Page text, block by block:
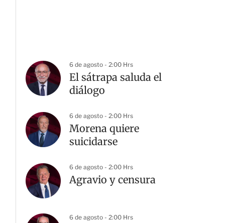
6 de agosto - 2:00 Hrs
El sátrapa saluda el
diálogo
6 de agosto - 2:00 Hrs
Morena quiere
suicidarse
6 de agosto - 2:00 Hrs
Agravio y censura
6 de agosto - 2:00 Hrs